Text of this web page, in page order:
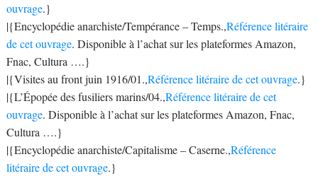
ouvrage.}
|{Encyclopédie anarchiste/Tempérance – Temps.,Référence litéraire
de cet ouvrage. Disponible à l’achat sur les plateformes Amazon,
Fnac, Cultura ….}
|{Visites au front juin 1916/01.,Référence litéraire de cet ouvrage.}
|{L’Épopée des fusiliers marins/04.,Référence litéraire de cet
ouvrage. Disponible à l’achat sur les plateformes Amazon, Fnac,
Cultura ….}
|{Encyclopédie anarchiste/Capitalisme – Caserne.,Référence
litéraire de cet ouvrage.}